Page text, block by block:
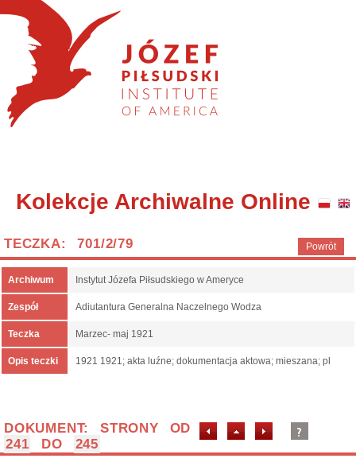
Kolekcje Archiwalne Online
Powrót
TECZKA: 701/2/79
Archiwum Instytut Józefa Piłsudskiego w Ameryce
Zespół Adiutantura Generalna Naczelnego Wodza
Teczka Marzec- maj 1921
Opis teczki 1921 1921; akta luźne; dokumentacja aktowa; mieszana; pl
DOKUMENT: STRONY OD
241
DO 245